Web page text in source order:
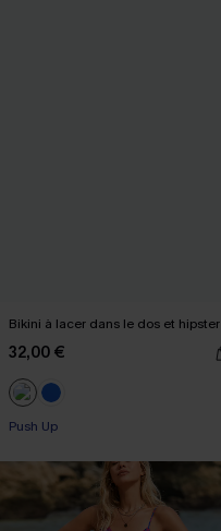
Bikini à lacer dans le dos et hipster
32,00 €
Push Up